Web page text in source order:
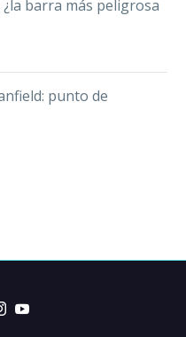
barra más peligrosa
punto de